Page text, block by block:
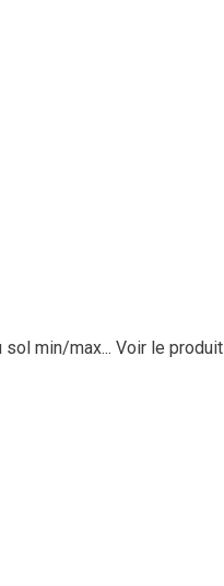
sol min/max... Voir le produit